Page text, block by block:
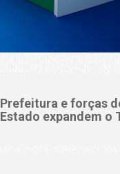
Prefeitura e forças
Estado expandem o